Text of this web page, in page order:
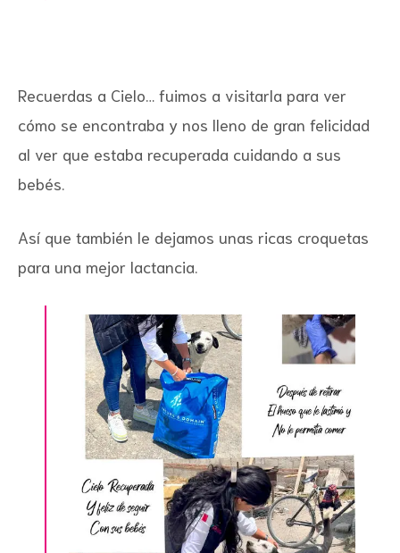
Recuerdas a Cielo… fuimos a visitarla para ver
cómo se encontraba y nos lleno de gran felicidad
al ver que estaba recuperada cuidando a sus
bebés.
Así que también le dejamos unas ricas croquetas
para una mejor lactancia.